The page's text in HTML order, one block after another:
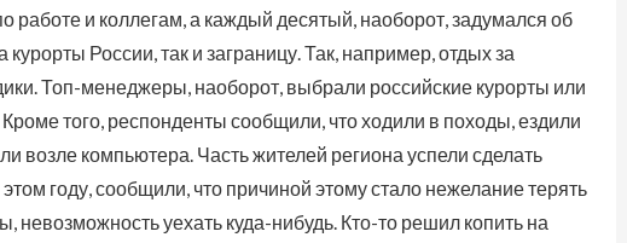
работе и коллегам, а каждый десятый, наоборот, задумался об
России, так и заграницу. Так, например, отдых за
Топ-менеджеры, наоборот, выбрали российские курорты или
того, респонденты сообщили, что ходили в походы, ездили
возле компьютера. Часть жителей региона успели сделать
этом году, сообщили, что причиной этому стало нежелание терять
невозможность уехать куда-нибудь. Кто-то решил копить на